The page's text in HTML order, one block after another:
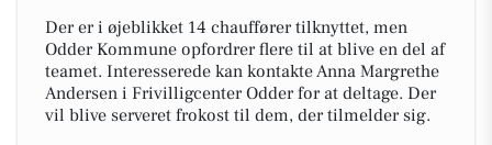
Der er i øjeblikket 14 chauffører tilknyttet, men
Odder Kommune opfordrer flere til at blive en del af
teamet. Interesserede kan kontakte Anna Margrethe
Andersen i Frivilligcenter Odder for at deltage. Der
vil blive serveret frokost til dem, der tilmelder sig.